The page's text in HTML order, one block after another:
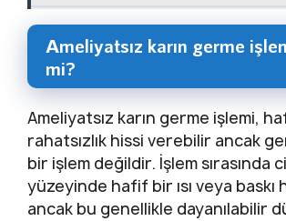
Ameliyatsız karın germe
mi?
Ameliyatsız karın germe işlemi,
rahatsızlık hissi verebilir ancak
bir işlem değildir. İşlem sırasında
yüzeyinde hafif bir ısı veya baskı
ancak bu genellikle dayanılabilir